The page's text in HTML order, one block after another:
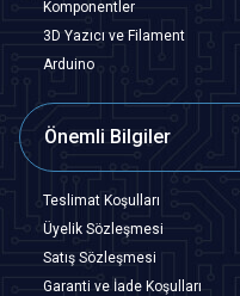
Komponentler
3D Yazıcı ve Filament
Arduino
Önemli Bilgiler
Teslimat Koşulları
Üyelik Sözleşmesi
Satış Sözleşmesi
Garanti ve İade Koşulları